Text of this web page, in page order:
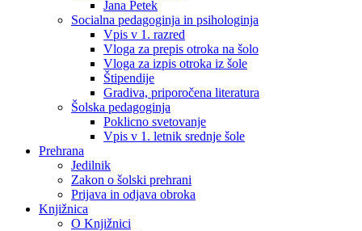
Jana Petek
Socialna pedagoginja in psihologinja
Vpis v 1. razred
Vloga za prepis otroka na šolo
Vloga za izpis otroka iz šole
Štipendije
Gradiva, priporočena literatura
Šolska pedagoginja
Poklicno svetovanje
Vpis v 1. letnik srednje šole
Prehrana
Jedilnik
Zakon o šolski prehrani
Prijava in odjava obroka
Knjižnica
O Knjižnici